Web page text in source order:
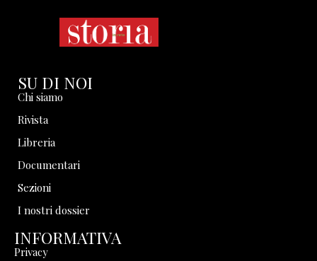
SU DI NOI
Chi siamo
Rivista
Libreria
Documentari
Sezioni
I nostri dossier
INFORMATIVA
Privacy